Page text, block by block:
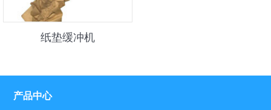
纸垫缓冲机
产品中心